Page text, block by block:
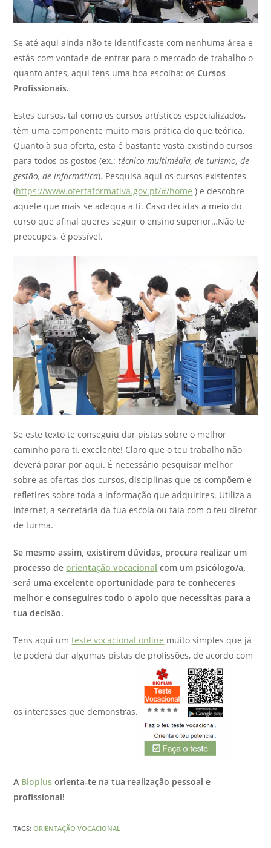
Se até aqui ainda não te identificaste com nenhuma área e
estás com vontade de entrar para o mercado de trabalho o
quanto antes, aqui tens uma boa escolha: os Cursos
Profissionais.
Estes cursos, tal como os cursos artísticos especializados,
têm uma componente muito mais prática do que teórica.
Quanto à sua oferta, esta é bastante vasta existindo cursos
para todos os gostos (ex.:técnico multimédia, de turismo, de
gestão, de informática). Pesquisa aqui os cursos existentes
(https://www.ofertaformativa.gov.pt/#/home ) e descobre
aquele que mais se adequa a ti. Caso decidas a meio do
curso que afinal queres seguir o ensino superior…Não te
preocupes, é possível.
Se este texto te conseguiu dar pistas sobre o melhor
caminho para ti, excelente! Claro que o teu trabalho não
deverá parar por aqui. É necessário pesquisar melhor
sobre as ofertas dos cursos, disciplinas que os compõem e
refletires sobre toda a informação que adquirires. Utiliza a
internet, a secretaria da tua escola ou fala com o teu diretor
de turma.
Se mesmo assim, existirem dúvidas, procura realizar um
processo deorientação vocacional com um psicólogo/a,
será uma excelente oportunidade para te conheceres
melhor e conseguires todo o apoio que necessitas para a
tua decisão.
Tens aqui umteste vocacional online muito simples que já
te poderá dar algumas pistas de profissões, de acordo com
os interesses que demonstras.
A Bioplus orienta-te na tua realização pessoal e
profissional!
TAGS:ORIENTAÇÃO VOCACIONAL